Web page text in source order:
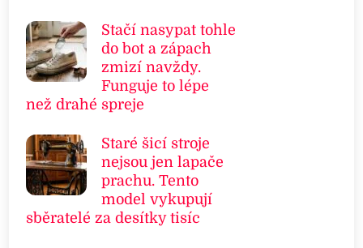
Stačí nasypat tohle
do bot a zápach
zmizí navždy.
Funguje to lépe
než drahé spreje
Staré šicí stroje
nejsou jen lapače
prachu. Tento
model vykupují
sběratelé za desítky tisíc